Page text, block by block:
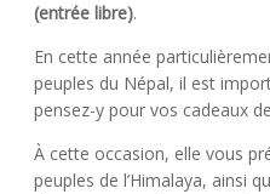
(entrée libre).
En cette année
peuples du Népal, il est
pensez-y pour vos cadeaux
À cette occasion, elle vous
peuples de l’Himalaya, ainsi